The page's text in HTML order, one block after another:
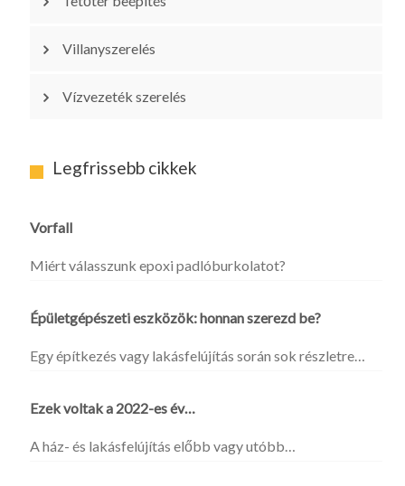
Villanyszerelés
Vízvezeték szerelés
Legfrissebb cikkek
Vorfall
Miért válasszunk epoxi padlóburkolatot?
Épületgépészeti eszközök: honnan szerezd be?
Egy építkezés vagy lakásfelújítás során sok részletre…
Ezek voltak a 2022-es év…
A ház- és lakásfelújítás előbb vagy utóbb…